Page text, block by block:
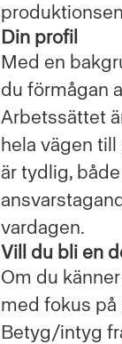
Din profil
Med en
du förmågan
Arbetssättet
hela vägen
är tydlig,
vardagen.
Vill du bli en
Om du
med fokus på
Betyg/intyg